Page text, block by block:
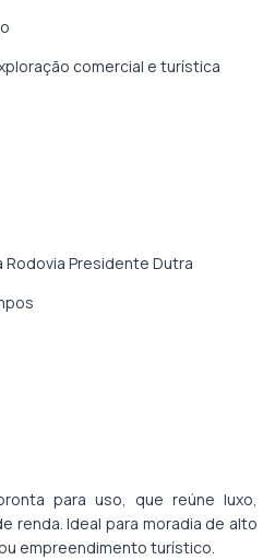
comercial e turística
Rodovia Presidente Dutra
para uso, que reúne luxo,
renda. Ideal para moradia de alto
empreendimento turístico.